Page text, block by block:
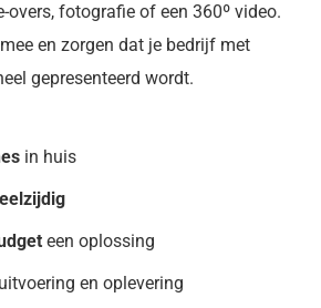
overs, fotografie of een 360º video.
en zorgen dat je bedrijf met
gepresenteerd wordt.
in huis
een oplossing
en oplevering